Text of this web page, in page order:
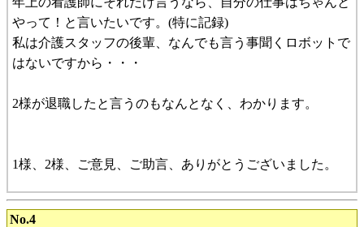
やって！と言いたいです。(特に記録)
私は介護スタッフの後輩、なんでも言う事聞くロボットで
はないですから・・・
2様が退職したと言うのもなんとなく、わかります。
1様、2様、ご意見、ご助言、ありがとうございました。
No.4